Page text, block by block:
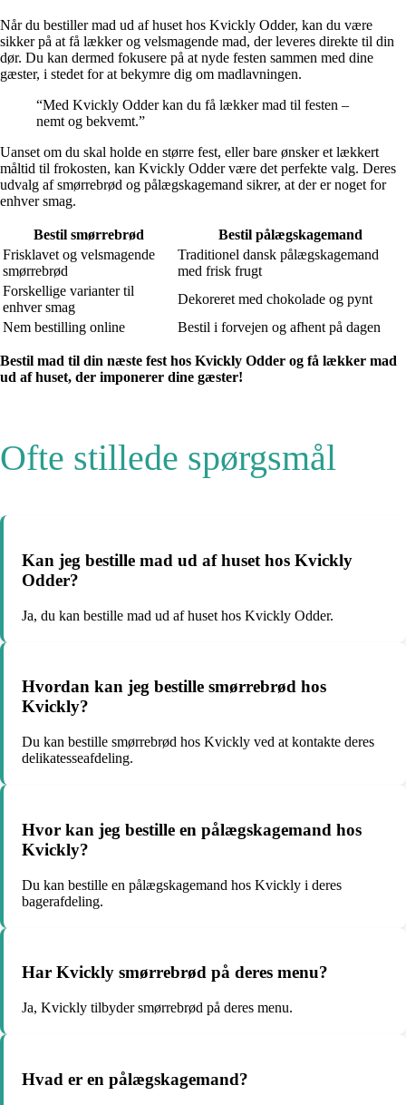
Når du bestiller mad ud af huset hos Kvickly Odder, kan du være
sikker på at få lækker og velsmagende mad, der leveres direkte til din
dør. Du kan dermed fokusere på at nyde festen sammen med dine
gæster, i stedet for at bekymre dig om madlavningen.
“Med Kvickly Odder kan du få lækker mad til festen –
nemt og bekvemt.”
Uanset om du skal holde en større fest, eller bare ønsker et lækkert
måltid til frokosten, kan Kvickly Odder være det perfekte valg. Deres
udvalg af smørrebrød og pålægskagemand sikrer, at der er noget for
enhver smag.
Bestil smørrebrød
Bestil pålægskagemand
Frisklavet og velsmagende
smørrebrød
Traditionel dansk pålægskagemand
med frisk frugt
Forskellige varianter til
enhver smag
Dekoreret med chokolade og pynt
Nem bestilling online
Bestil i forvejen og afhent på dagen
Bestil mad til din næste fest hos Kvickly Odder og få lækker mad
ud af huset, der imponerer dine gæster!
Ofte stillede spørgsmål
Kan jeg bestille mad ud af huset hos Kvickly
Odder?
Ja, du kan bestille mad ud af huset hos Kvickly Odder.
Hvordan kan jeg bestille smørrebrød hos
Kvickly?
Du kan bestille smørrebrød hos Kvickly ved at kontakte deres
delikatesseafdeling.
Hvor kan jeg bestille en pålægskagemand hos
Kvickly?
Du kan bestille en pålægskagemand hos Kvickly i deres
bagerafdeling.
Har Kvickly smørrebrød på deres menu?
Ja, Kvickly tilbyder smørrebrød på deres menu.
Hvad er en pålægskagemand?